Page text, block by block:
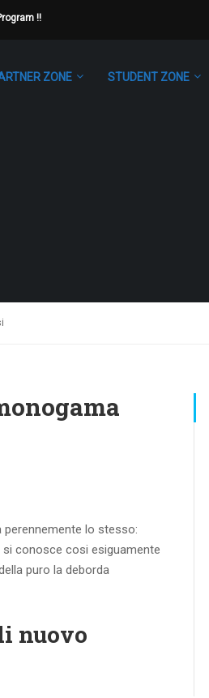
!!
ZONE STUDENT ZONE
lo stesso:
conosce cosi esiguamente
puro la deborda
nuovo